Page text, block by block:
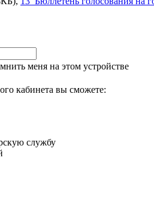
меня на этом устройстве
кабинета вы сможете:
службу